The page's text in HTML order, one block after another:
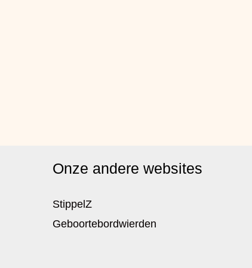
Onze andere websites
StippelZ
Geboortebordwierden